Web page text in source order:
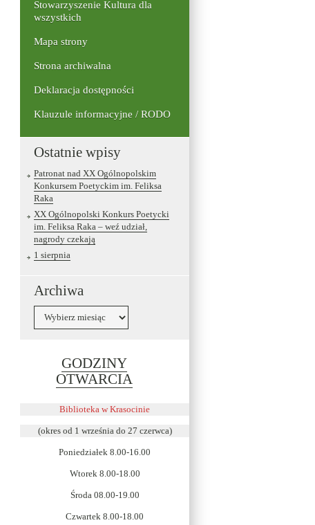
Stowarzyszenie Kultura dla
wszystkich
Mapa strony
Strona archiwalna
Deklaracja dostępności
Klauzule informacyjne / RODO
Ostatnie wpisy
Patronat nad XX Ogólnopolskim
Konkursem Poetyckim im. Feliksa
Raka
XX Ogólnopolski Konkurs Poetycki
im. Feliksa Raka – weź udział,
nagrody czekają
1 sierpnia
Archiwa
GODZINY
OTWARCIA
się
w
oknie
Biblioteka w Krasocinie
(okres od 1 września do 27 czerwca)
Poniedziałek 8.00-16.00
Wtorek 8.00-18.00
Środa 08.00-19.00
Czwartek 8.00-18.00